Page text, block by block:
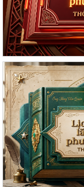
Lan toả đạo lý "Uống
chính công phường
Nâng cao kỹ năng sử
học sinh trên địa bàn
Hội nghị Ban Thường vụ
Sôi nổi ngày hội hiến
Kế hoạch Giám sát và
Khôi
Quyết định Về việc Ban